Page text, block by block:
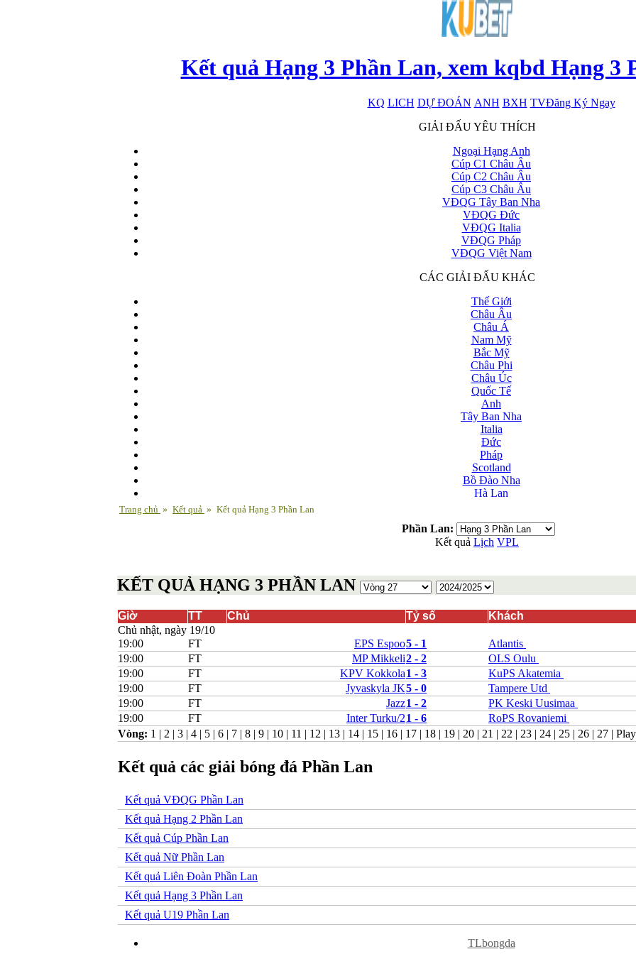
Kết quả Hạng 3 Phần Lan, xem kqbd Hạng 3
KQ LICH DỰ ĐOÁN ANH BXH TVĐăng Ký Ngay
x
GIẢI ĐẤU YÊU THÍCH
Ngoại Hạng Anh
Cúp C1 Châu Âu
Cúp C2 Châu Âu
Cúp C3 Châu Âu
VĐQG Tây Ban Nha
VĐQG Đức
VĐQG Italia
VĐQG Pháp
VĐQG Việt Nam
CÁC GIẢI ĐẤU KHÁC
Thế Giới
Châu Âu
Châu Á
Nam Mỹ
Bắc Mỹ
Châu Phi
Châu Úc
Quốc Tế
Anh
Tây Ban Nha
Italia
Đức
Pháp
Scotland
Bồ Đào Nha
Hà Lan
Andorra
Armenia
Belarus
Bosnia-Herzgovina
Bulgary
Bắc Ireland
Bỉ
Croatia
Estonia
Georgia
Gibralta
Hungary
Hy Lạp
Iceland
Liechtenstein
Malta
Na Uy
San Marino
Serbia
Trang chủ » Kết quả » Kết quả Hạng 3 Phần Lan
Phần Lan:
Kết quả Lịch VPL
KẾT QUẢ HẠNG 3 PHẦN LAN
Giờ TT Chủ Tỷ số Khách
Chủ nhật, ngày 19/10
19:00
FT EPS Espoo5 - 1 Atlantis
19:00
FT MP Mikkeli2 - 2 OLS Oulu
19:00
FT KPV Kokkola1 - 3 KuPS Akatemia
19:00
FT Jyvaskyla JK5 - 0 Tampere Utd
19:00
FT Jazz1 - 2 PK Keski Uusimaa
19:00
FT Inter Turku/21 - 6 RoPS Rovaniemi
Vòng: 1 | 2 | 3 | 4 | 5 | 6 | 7 | 8 | 9 | 10 | 11 | 12 | 13 | 14 | 15 | 16 | 17 | 18 | 19 | 20 | 21 | 22 | 23 | 24 | 25 | 26 | 27 |
Kết quả các giải bóng đá Phần Lan
Kết quả VĐQG Phần Lan
Kết quả Hạng 2 Phần Lan
Kết quả Cúp Phần Lan
Kết quả Nữ Phần Lan
Kết quả Liên Đoàn Phần Lan
Kết quả Hạng 3 Phần Lan
Kết quả U19 Phần Lan
TLbongda